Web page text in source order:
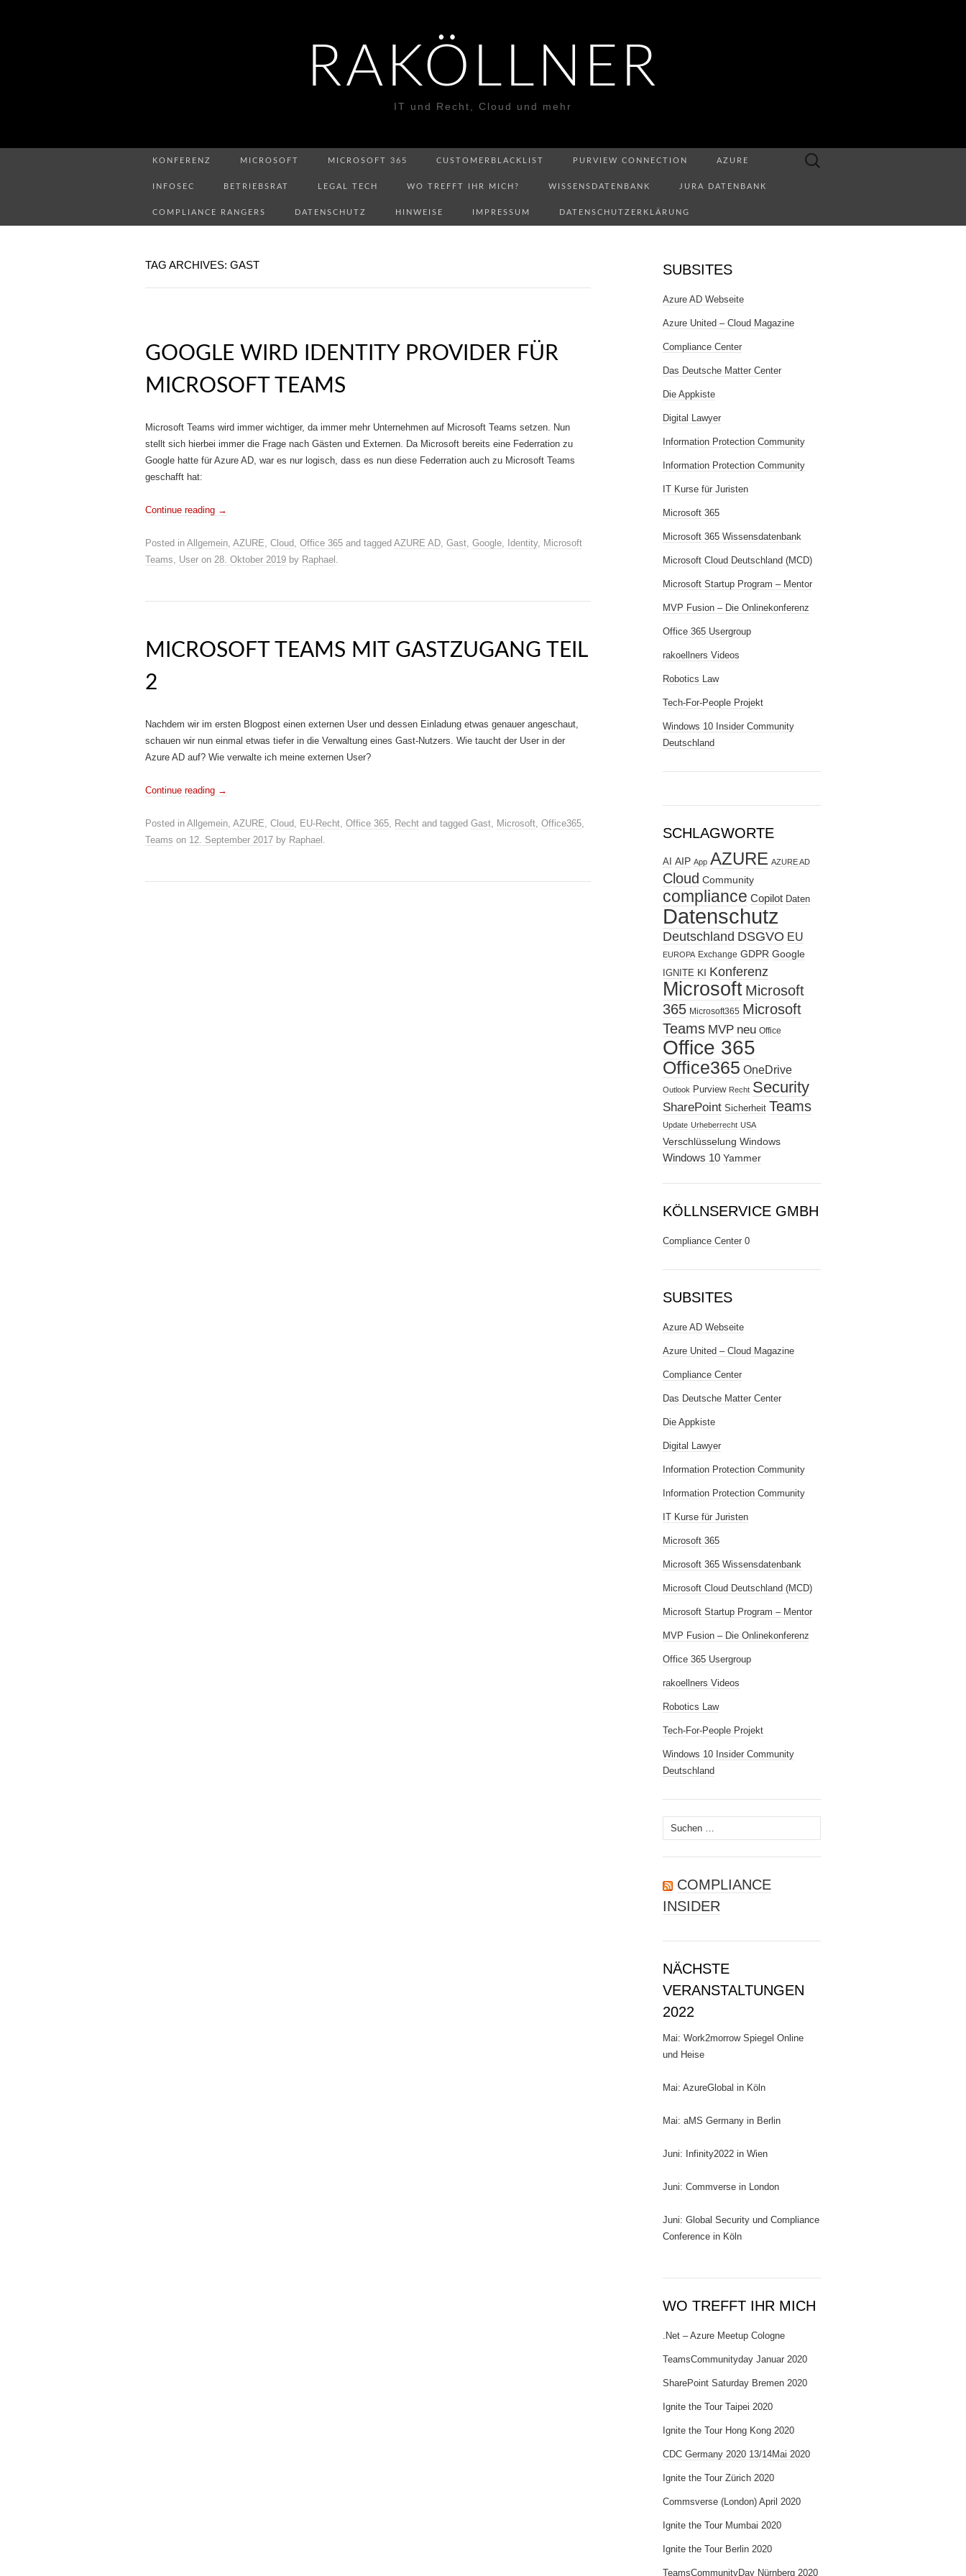
RAKÖLLNER
IT und Recht, Cloud und mehr
KONFERENZ MICROSOFT MICROSOFT 365 CUSTOMERBLACKLIST PURVIEW CONNECTION AZURE
INFOSEC BETRIEBSRAT LEGAL TECH WO TREFFT IHR MICH? WISSENSDATENBANK JURA DATENBANK
COMPLIANCE RANGERS DATENSCHUTZ HINWEISE IMPRESSUM DATENSCHUTZERKLÄRUNG
Suchen
TAG ARCHIVES: GAST
GOOGLE WIRD IDENTITY PROVIDER FÜR
MICROSOFT TEAMS
Microsoft Teams wird immer wichtiger, da immer mehr Unternehmen auf Microsoft Teams setzen. Nun
stellt sich hierbei immer die Frage nach Gästen und Externen. Da Microsoft bereits eine Federration zu
Google hatte für Azure AD, war es nur logisch, dass es nun diese Federration auch zu Microsoft Teams
geschafft hat:
Continue reading →
Posted in Allgemein, AZURE, Cloud, Office 365 and tagged AZURE AD, Gast, Google, Identity, Microsoft
Teams, User on 28. Oktober 2019 by Raphael .
MICROSOFT TEAMS MIT GASTZUGANG TEIL
2
Nachdem wir im ersten Blogpost einen externen User und dessen Einladung etwas genauer angeschaut,
schauen wir nun einmal etwas tiefer in die Verwaltung eines Gast-Nutzers. Wie taucht der User in der
Azure AD auf? Wie verwalte ich meine externen User?
Continue reading →
Posted in Allgemein, AZURE, Cloud, EU-Recht, Office 365, Recht and tagged Gast, Microsoft, Office365,
Teams on 12. September 2017 by Raphael .
SUBSITES
Azure AD Webseite
Azure United – Cloud Magazine
Compliance Center
Das Deutsche Matter Center
Die Appkiste
Digital Lawyer
Information Protection Community
Information Protection Community
IT Kurse für Juristen
Microsoft 365
Microsoft 365 Wissensdatenbank
Microsoft Cloud Deutschland (MCD)
Microsoft Startup Program – Mentor
MVP Fusion – Die Onlinekonferenz
Office 365 Usergroup
rakoellners Videos
Robotics Law
Tech-For-People Projekt
Windows 10 Insider Community
Deutschland
SCHLAGWORTE
AI AIP App AZURE AZURE AD
Cloud Community
compliance Copilot Daten
Datenschutz
Deutschland DSGVO EU
EUROPA Exchange GDPR Google
IGNITE KI Konferenz
Microsoft Microsoft
365 Microsoft365 Microsoft
Teams MVP neu Office
Office 365
Office365 OneDrive
Outlook Purview Recht Security
SharePoint Sicherheit Teams
Update Urheberrecht USA
Verschlüsselung Windows
Windows 10 Yammer
KÖLLNSERVICE GMBH
Compliance Center 0
SUBSITES
Azure AD Webseite
Azure United – Cloud Magazine
Compliance Center
Das Deutsche Matter Center
Die Appkiste
Digital Lawyer
Information Protection Community
Information Protection Community
IT Kurse für Juristen
Microsoft 365
Microsoft 365 Wissensdatenbank
Microsoft Cloud Deutschland (MCD)
Microsoft Startup Program – Mentor
MVP Fusion – Die Onlinekonferenz
Office 365 Usergroup
rakoellners Videos
Robotics Law
Tech-For-People Projekt
Windows 10 Insider Community
Deutschland
Suchen
nach:
COMPLIANCE
INSIDER
NÄCHSTE
VERANSTALTUNGEN
2022
Mai: Work2morrow Spiegel Online
und Heise
Mai: AzureGlobal in Köln
Mai: aMS Germany in Berlin
Juni: Infinity2022 in Wien
Juni: Commverse in London
Juni: Global Security und Compliance
Conference in Köln
WO TREFFT IHR MICH
.Net – Azure Meetup Cologne
TeamsCommunityday Januar 2020
SharePoint Saturday Bremen 2020
Ignite the Tour Taipei 2020
Ignite the Tour Hong Kong 2020
CDC Germany 2020 13/14Mai 2020
Ignite the Tour Zürich 2020
Commsverse (London) April 2020
Ignite the Tour Mumbai 2020
Ignite the Tour Berlin 2020
TeamsCommunityDay Nürnberg 2020